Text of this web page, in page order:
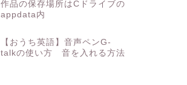
作品の保存場所はCドライブの
appdata内
【おうち英語】音声ペンG-
talkの使い方 音を入れる方法